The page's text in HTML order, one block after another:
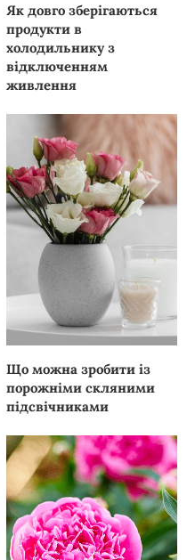
Як довго зберігаються
продукти в
холодильнику з
відключенням
живлення
Що можна зробити із
порожніми скляними
підсвічниками